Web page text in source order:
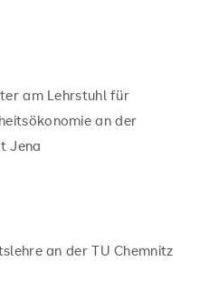
am Lehrstuhl für
an der
Jena
an der TU Chemnitz